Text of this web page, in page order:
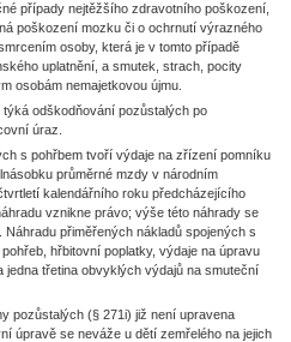
případy nejtěžšího zdravotního poškození,
poškození mozku či o ochrnutí výrazného
osoby, která je v tomto případě
uplatnění, a smutek, strach, pocity
osobám nemajetkovou újmu.
odškodňování pozůstalých po
úraz.
s pohřbem tvoří výdaje na zřízení pomníku
průměrné mzdy v národním
kalendářního roku předcházejícího
vznikne právo; výše této náhrady se
přiměřených nákladů spojených s
hřbitovní poplatky, výdaje na úpravu
třetina obvyklých výdajů na smuteční
pozůstalých (§ 271i) již není upravena
úpravě se neváže u dětí zemřelého na jejich